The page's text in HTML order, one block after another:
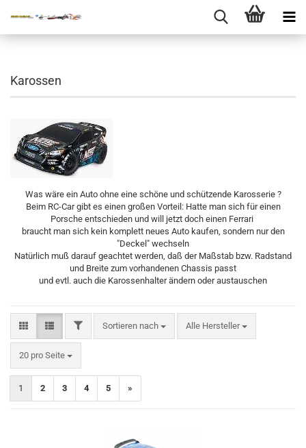
Karossen
Was wäre ein Auto ohne eine schöne und schützende Karosserie ?
Beim RC-Car gibt es einen großen Vorteil: Hatte man sich für einen
Porsche entschieden und will jetzt doch einen Ferrari
braucht man sich kein komplett neues Auto kaufen, sondern nur den
"Deckel" wechseln
Natürlich muß darauf geachtet werden, daß der Maßstab bzw. Radstand
und Breite zum vorhandenen Chassis passt
und evtl. auch die Karossenhalter ändern oder austauschen
FILTERSortieren nach
Sortieren nach Alle Hersteller
20 pro Seite
pro Seite
1 2 3 4 5 »